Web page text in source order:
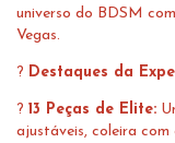
universo do BDSM
Vegas.
? Destaques da
? 13 Peças de Elite:
ajustáveis, coleira com